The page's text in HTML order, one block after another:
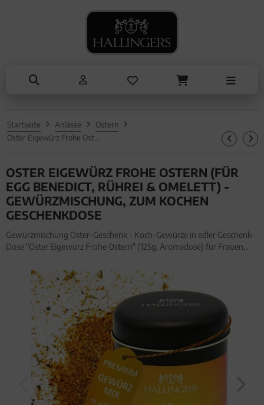
Startseite Anlässe
Ostern
OSTER EIGEWÜRZ FROHE OSTERN (FÜR
EGG BENEDICT, RÜHREI & OMELETT) -
GEWÜRZMISCHUNG, ZUM KOCHEN
GESCHENKDOSE
Gewürzmischung Oster-Geschenk - Koch-Gewürze in edler Geschenk-
Dose "Oster Eigewürz Frohe Ostern" (125g, Aromadose) für Frauen
Geschenk-Dose "Oster Eigewürz Frohe Ostern" (125g, Aromadose) für
SOMMER
ALLES ANZEIGEN AUS SOMMER
Genüsse
Liköre
TRINKEN
ALLES ANZEIGEN AUS TRINKEN
Kaffee
NASCHEN
ALLES ANZEIGEN AUS NASCHEN
Pralinen
Müsli
KOCHEN
Essig & Öl
Brot & Pasta